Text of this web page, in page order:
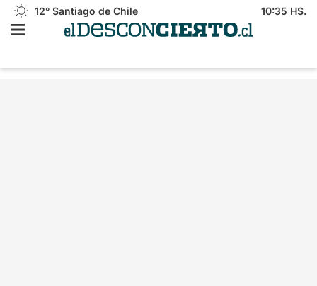
12° Santiago de Chile 10:35 HS.